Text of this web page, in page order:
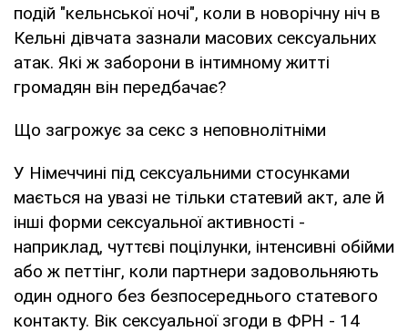
подій "кельнської ночі", коли в новорічну ніч в
Кельні дівчата зазнали масових сексуальних
атак. Які ж заборони в інтимному житті
громадян він передбачає?
Що загрожує за секс з неповнолітніми
У Німеччині під сексуальними стосунками
мається на увазі не тільки статевий акт, але й
інші форми сексуальної активності -
наприклад, чуттєві поцілунки, інтенсивні обійми
або ж петтінг, коли партнери задовольняють
один одного без безпосереднього статевого
контакту. Вік сексуальної згоди в ФРН - 14